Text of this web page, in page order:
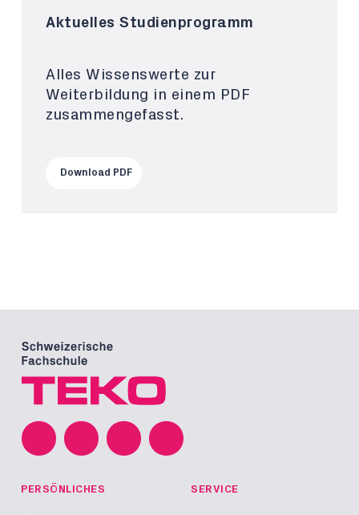
Aktuelles Studienprogramm
Alles Wissenswerte zur
Weiterbildung in einem PDF
zusammengefasst.
Download PDF
PERSÖNLICHES SERVICE